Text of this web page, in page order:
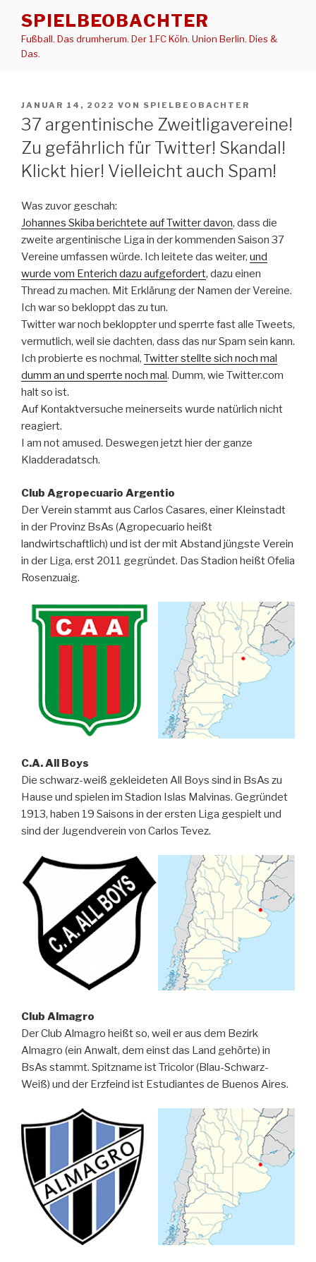
Inhalt
springen
SPIELBEOBACHTER
Fußball. Das drumherum. Der 1.FC Köln. Union Berlin. Dies &
Das.
VERÖFFENTLICHT
AM
JANUAR 14, 2022 VON SPIELBEOBACHTER
37 argentinische Zweitligavereine!
Zu gefährlich für Twitter! Skandal!
Klickt hier! Vielleicht auch Spam!
Was zuvor geschah:
Johannes Skiba berichtete auf Twitter davon, dass die
zweite argentinische Liga in der kommenden Saison 37
Vereine umfassen würde. Ich leitete das weiter, und
wurde vom Enterich dazu aufgefordert, dazu einen
Thread zu machen. Mit Erklärung der Namen der Vereine.
Ich war so bekloppt das zu tun.
Twitter war noch bekloppter und sperrte fast alle Tweets,
vermutlich, weil sie dachten, dass das nur Spam sein kann.
Ich probierte es nochmal, Twitter stellte sich noch mal
dumm an und sperrte noch mal. Dumm, wie Twitter.com
halt so ist.
Auf Kontaktversuche meinerseits wurde natürlich nicht
reagiert.
I am not amused. Deswegen jetzt hier der ganze
Kladderadatsch.
Club Agropecuario Argentio
Der Verein stammt aus Carlos Casares, einer Kleinstadt
in der Provinz BsAs (Agropecuario heißt
landwirtschaftlich) und ist der mit Abstand jüngste Verein
in der Liga, erst 2011 gegründet. Das Stadion heißt Ofelia
Rosenzuaig.
C.A. All Boys
Die schwarz-weiß gekleideten All Boys sind in BsAs zu
Hause und spielen im Stadion Islas Malvinas. Gegründet
1913, haben 19 Saisons in der ersten Liga gespielt und
sind der Jugendverein von Carlos Tevez.
Club Almagro
Der Club Almagro heißt so, weil er aus dem Bezirk
Almagro (ein Anwalt, dem einst das Land gehörte) in
BsAs stammt. Spitzname ist Tricolor (Blau-Schwarz-
Weiß) und der Erzfeind ist Estudiantes de Buenos Aires.